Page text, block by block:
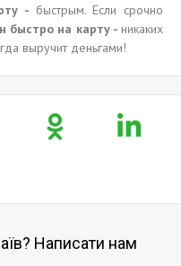
- быстрым. Если срочно
быстро на карту - никаких
выручит деньгами!
Написати нам